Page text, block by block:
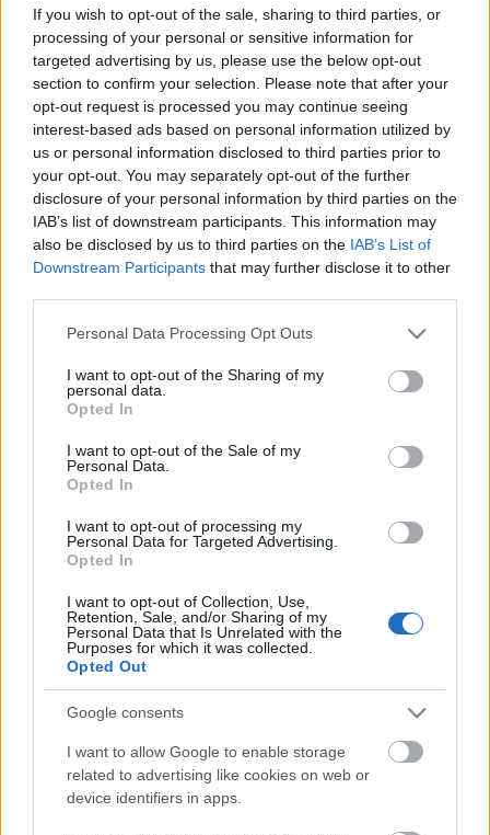
If you wish to opt-out of the sale, sharing to third parties, or
processing of your personal or sensitive information for
targeted advertising by us, please use the below opt-out
section to confirm your selection. Please note that after your
opt-out request is processed you may continue seeing
interest-based ads based on personal information utilized by
us or personal information disclosed to third parties prior to
your opt-out. You may separately opt-out of the further
disclosure of your personal information by third parties on the
IAB’s list of downstream participants. This information may
also be disclosed by us to third parties on the IAB’s List of
Downstream Participants that may further disclose it to other
Please note that this website/app uses one or more Google
not limited to your visit or usage behaviour. You may click to
grant or deny consent to Google and its third-party tags to
use your data for below specified purposes in below Google
consent section.
Personal Data Processing Opt Outs
I want to opt-out of the Sharing of my
personal data.
Opted In
I want to opt-out of the Sale of my
Personal Data.
Opted In
I want to opt-out of processing my
Personal Data for Targeted Advertising.
Opted In
I want to opt-out of Collection, Use,
Retention, Sale, and/or Sharing of my
Personal Data that Is Unrelated with the
Purposes for which it was collected.
Opted Out
Google consents
I want to allow Google to enable storage
related to advertising like cookies on web or
device identifiers in apps.
bábtervező Bod László volt, a zenét Ligeti György és
Kósa Klára komponálta. A jeles évfordulón mi
szeretnénk megajándékozni nézőinket. Várjuk
mindazoknak az1949. október 8-án születetteknek
a jelentkezését, akik a mi előszületésnapi
ajándékunkként október 7-én délután 3 órakor
unokájukkal együtt szeretnék megtekinteni a
Budapest Bábszínház idei első nagyszínpadi
premierjét, a Gianni Rodari klasszikus
meseregényéből készült, óvodásoknak és
kisiskolásoknak készülőHagymácskát!
A mese helyszíne egy különös ország, melyben
zöldségek és gyümölcsök élnek. Hagymácska,
Vadkörte, Alma néni, Tök úr és a többiek lehetnének
akár boldogok is, ám uralkodójuk, az önhitt és
korlátolt Citrom hercegnő citromkatonáival
hatalmaskodik felettük, Paradicsom herceg pedig a
Cseresznye grófnők nevében sanyargatja a népet.
Amikor Hagymácska nagypapáját igazságtalanul
börtönbe vetik, a kisfiú elindul, hogy kiszabadítsa. A
nagy kalandhoz a többi gyümölcs- és
palotában nevelkedett Cserkó is csatlakozik. A bátor
és nyílt szívű gyerekek közös erővel szembeszállnak
a zsarnoksággal, a kalandos út végén pedig
nemcsak Hagymapapa szabadul ki a börtönből, de
az egész gyümölcs- és zöldségvilág megváltozik…
S hogy mi lesz a történet vége? Ha eljön hozzánk,és
velünk együtt ünnepel, ez is kiderül!